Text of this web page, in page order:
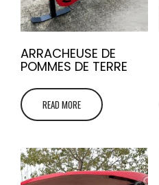
ARRACHEUSE DE
POMMES DE TERRE
READ MORE